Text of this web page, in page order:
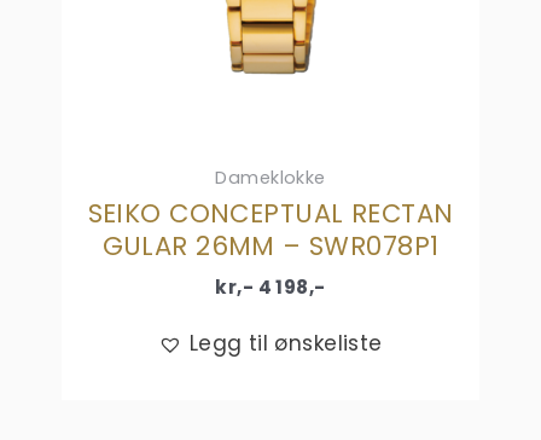
Dameklokke
SEIKO CONCEPTUAL RECTAN
GULAR 26MM – SWR078P1
kr,- 4 198,-
Legg til ønskeliste